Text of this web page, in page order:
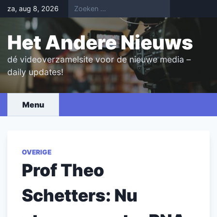
Skip
to
content
za, aug 8, 2026
Het Andere Nieuws
dé videoverzamelsite voor de nieuwe media –
daily updates!
Menu
OVERIGE
Prof Theo
Schetters: Nu